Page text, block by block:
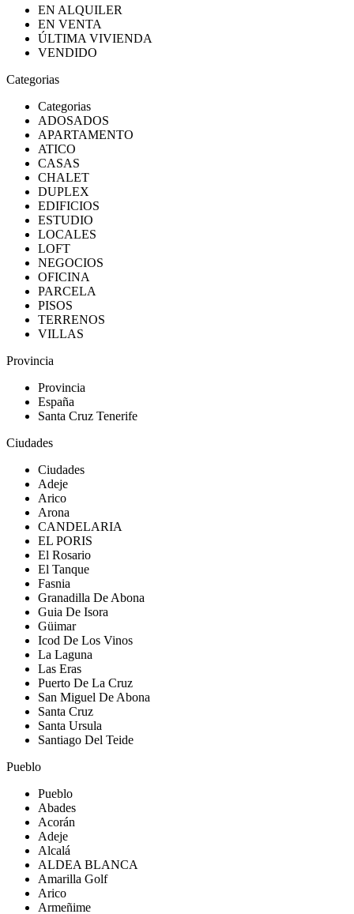
EN ALQUILER
EN VENTA
ÚLTIMA VIVIENDA
VENDIDO
Categorias
Categorias
ADOSADOS
APARTAMENTO
ATICO
CASAS
CHALET
DUPLEX
EDIFICIOS
ESTUDIO
LOCALES
LOFT
NEGOCIOS
OFICINA
PARCELA
PISOS
TERRENOS
VILLAS
Provincia
Provincia
España
Santa Cruz Tenerife
Ciudades
Ciudades
Adeje
Arico
Arona
CANDELARIA
EL PORIS
El Rosario
El Tanque
Fasnia
Granadilla De Abona
Guia De Isora
Güimar
Icod De Los Vinos
La Laguna
Las Eras
Puerto De La Cruz
San Miguel De Abona
Santa Cruz
Santa Ursula
Santiago Del Teide
Pueblo
Pueblo
Abades
Acorán
Adeje
Alcalá
ALDEA BLANCA
Amarilla Golf
Arico
Armeñime